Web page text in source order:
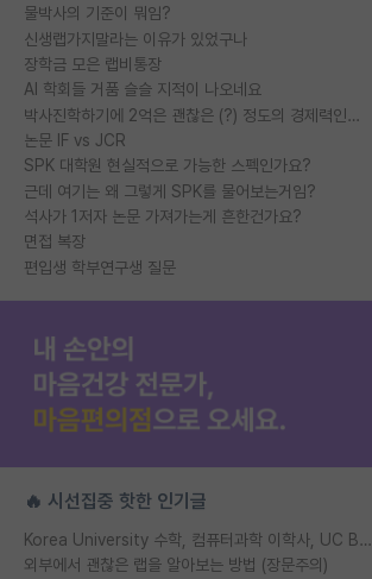
물박사의 기준이 뭐임?
신생랩가지말라는 이유가 있었구나
장학금 모은 랩비통장
AI 학회들 거품 슬슬 지적이 나오네요
박사진학하기에 2억은 괜찮은 (?) 정도의 경제력인가요
논문 IF vs JCR
SPK 대학원 현실적으로 가능한 스펙인가요?
근데 여기는 왜 그렇게 SPK를 물어보는거임?
석사가 1저자 논문 가져가는게 흔한건가요?
면접 복장
편입생 학부연구생 질문
🔥 시선집중 핫한 인기글
Korea University 수학, 컴퓨터과학 이학사, UC Berkeley 산업공학 대학원 공학박사가 되는 것은 쉽지 않겠죠?
외부에서 괜찮은 랩을 알아보는 방법 (장문주의)